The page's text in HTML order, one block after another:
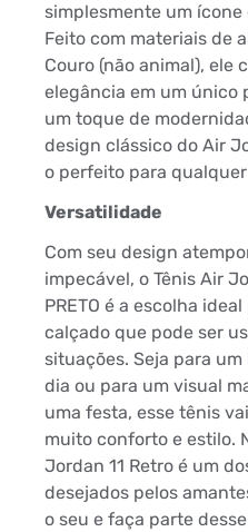
simplesmente um
Feito com materiais de
Couro (não animal), ele
elegância em um único
um toque de
design clássico do Air
o perfeito para
Versatilidade
Com seu design
impecável, o Tênis Air
PRETO é a escolha
calçado que pode ser
situações. Seja para
dia ou para um visual
uma festa, esse tênis
muito conforto e estilo.
Jordan 11 Retro é um
desejados pelos
o seu e faça parte